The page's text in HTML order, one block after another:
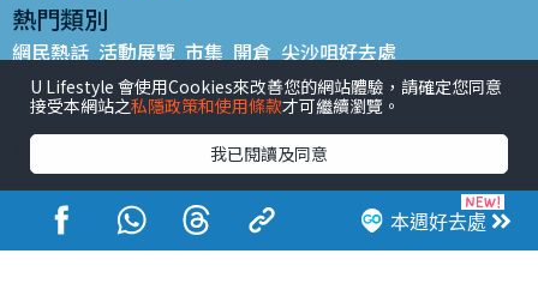
本週好去處
熱門類別
網民熱話 活動展覽 市集 開倉 尖沙咀好去處
銅鑼灣好去處 元朗好去處 荃灣好去處 旺角好去處 社會
餐廳情報 戶外郊遊
熱門標籤
#UGO搵好去處 #人氣活動推介 #美食社群熱話
#親子玩樂好去處
#ULifestyle應用程式
#限時搶
#UJetso禮物放送
#ULifestyle商戶中心 #著數 #網絡熱話
U Lifestyle 會使用Cookies來改善您的網站體驗，請確定您同意
接受本網站之私隱政策和使用條款才可繼續瀏覽。
我已閱讀及同意